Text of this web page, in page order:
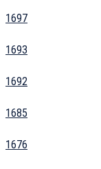
1697
1693
1692
1685
1676